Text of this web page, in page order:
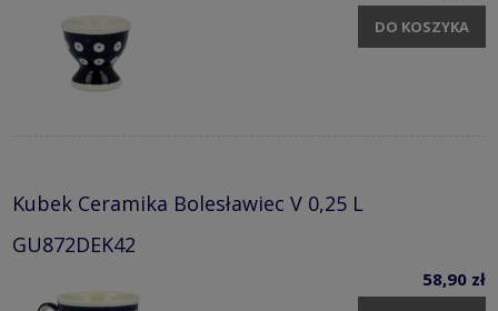
DO KOSZYKA
Kubek Ceramika Bolesławiec V 0,25 L
GU872DEK42
58,90 zł